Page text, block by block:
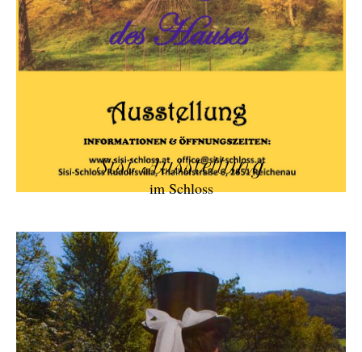
Sisi Ausstellung
im Schloss